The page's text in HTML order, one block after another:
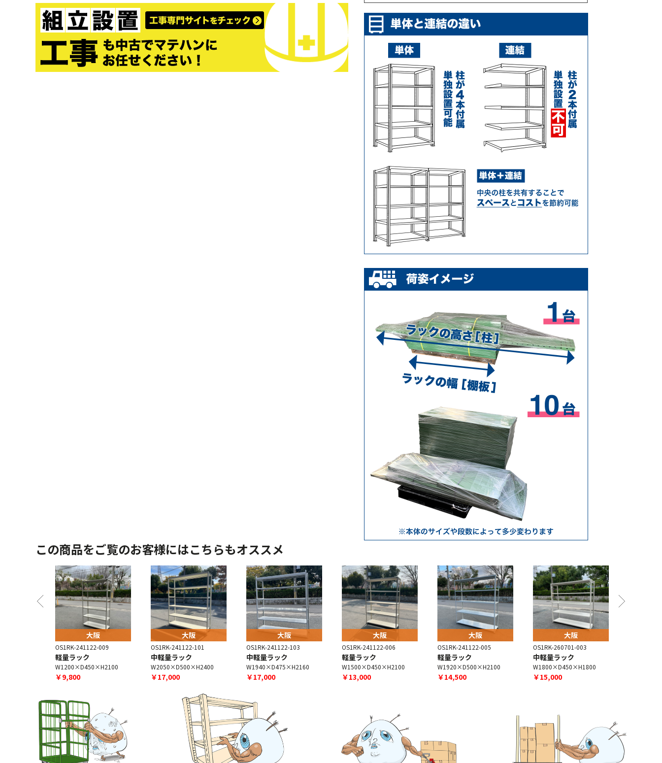
この商品をご覧のお客様にはこちらもオススメ
大阪
OS1RK-241122-009
軽量ラック
W1200×D450×H2100
￥9,800
大阪
OS1RK-241122-101
中軽量ラック
W2050×D500×H2400
￥17,000
大阪
OS1RK-241122-103
中軽量ラック
W1940×D475×H2160
￥17,000
大阪
OS1RK-241122-006
軽量ラック
W1500×D450×H2100
￥13,000
大阪
OS1RK-241122-005
軽量ラック
W1920×D500×H2100
￥14,500
大阪
OS1RK-260701-003
中軽量ラック
W1800×D450×H1800
￥15,000